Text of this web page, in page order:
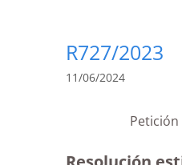
R727/2023
11/06/2024